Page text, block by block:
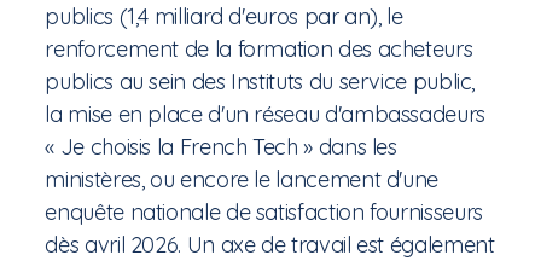
publics (1,4 milliard d'euros par an), le
renforcement de la formation des acheteurs
publics au sein des Instituts du service public,
la mise en place d'un réseau d'ambassadeurs
« Je choisis la French Tech » dans les
ministères, ou encore le lancement d'une
enquête nationale de satisfaction fournisseurs
dès avril 2026. Un axe de travail est également